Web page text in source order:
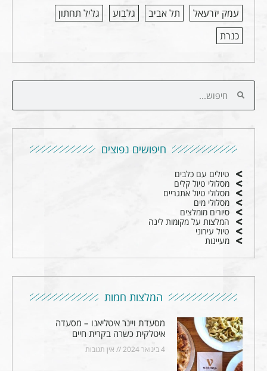
עמק יזרעאל
תל אביב גלבוע
גליל תחתון
כנרת
חיפושים נפוצים
טיולים עם כלבים
מסלולי טיול קלים
מסלולי טיול אתגריים
מסלולי מים
סיורים מומלצים
המלצות על מקומות לינה
טיול עירוני
מעיינות
המלצות חמות
מסעדת ויינר איטליאנו – מסעדה
איטלקית כשרה בקרית חיים
4 בינואר 2024 אין תגובות